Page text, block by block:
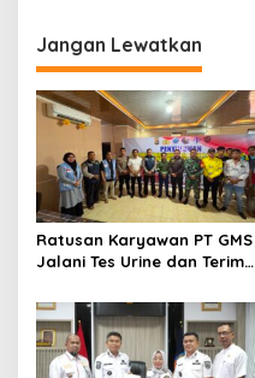
Jangan Lewatkan
Ratusan Karyawan PT GMS
Jalani Tes Urine dan Terima
Kendari